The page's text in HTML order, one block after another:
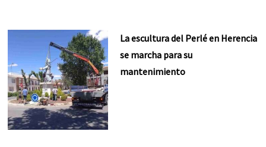
La escultura del Perlé en Herencia
se marcha para su
mantenimiento